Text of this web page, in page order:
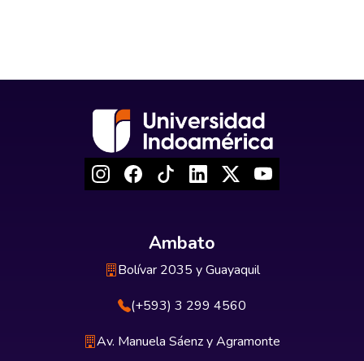
Ambato
Bolívar 2035 y Guayaquil
(+593) 3 299 4560
Av. Manuela Sáenz y Agramonte